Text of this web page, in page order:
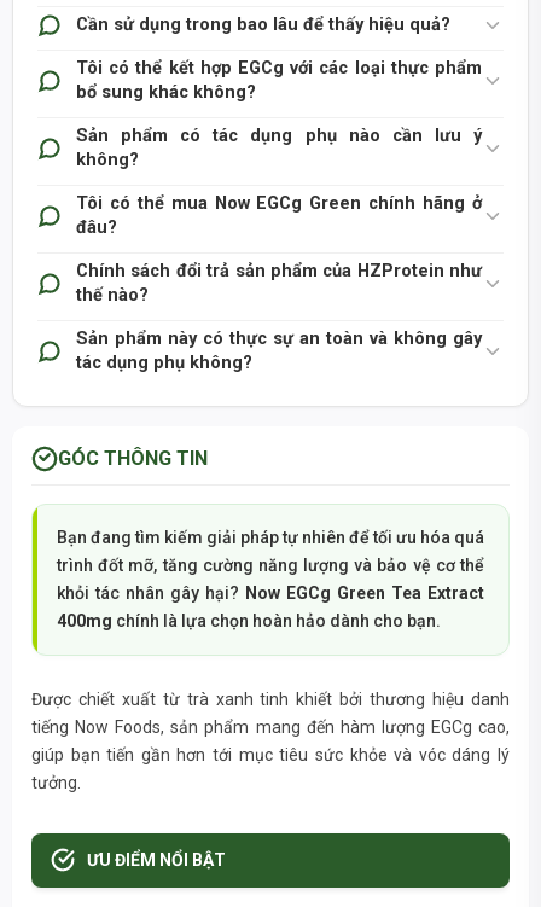
Now EGCg Green Tea Extract 400mg
Cần sử dụng trong bao lâu để thấy hiệu quả?
Tôi có thể kết hợp EGCg với các loại thực phẩm
bổ sung khác không?
Sản phẩm có tác dụng phụ nào cần lưu ý
không?
Tôi có thể mua Now EGCg Green chính hãng ở
đâu?
Chính sách đổi trả sản phẩm của HZProtein như
thế nào?
Sản phẩm này có thực sự an toàn và không gây
tác dụng phụ không?
GÓC THÔNG TIN
Bạn đang tìm kiếm giải pháp tự nhiên để tối ưu hóa quá
trình đốt mỡ, tăng cường năng lượng và bảo vệ cơ thể
khỏi tác nhân gây hại? Now EGCg Green Tea Extract
400mg chính là lựa chọn hoàn hảo dành cho bạn.
Được chiết xuất từ trà xanh tinh khiết bởi thương hiệu danh
tiếng Now Foods, sản phẩm mang đến hàm lượng EGCg cao,
giúp bạn tiến gần hơn tới mục tiêu sức khỏe và vóc dáng lý
tưởng.
ƯU ĐIỂM NỔI BẬT